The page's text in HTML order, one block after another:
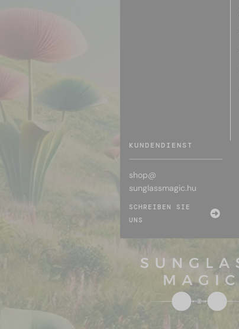
KUNDENDIENST
shop@
sunglassmagic.hu
SCHREIBEN SIE
UNS